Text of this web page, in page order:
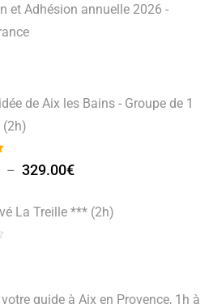
et Adhésion annuelle 2026 -
de Aix les Bains - Groupe de 1
(2h)
– 329.00€
La Treille *** (2h)
votre guide à Aix en Provence, 1h à